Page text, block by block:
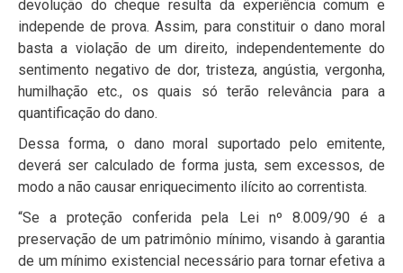
devolução do cheque resulta da experiência comum e
independe de prova. Assim, para constituir o dano moral
basta a violação de um direito, independentemente do
sentimento negativo de dor, tristeza, angústia, vergonha,
humilhação etc., os quais só terão relevância para a
quantificação do dano.
Dessa forma, o dano moral suportado pelo emitente,
deverá ser calculado de forma justa, sem excessos, de
modo a não causar enriquecimento ilícito ao correntista.
“Se a proteção conferida pela Lei nº 8.009/90 é a
preservação de um patrimônio mínimo, visando à garantia
de um mínimo existencial necessário para tornar efetiva a